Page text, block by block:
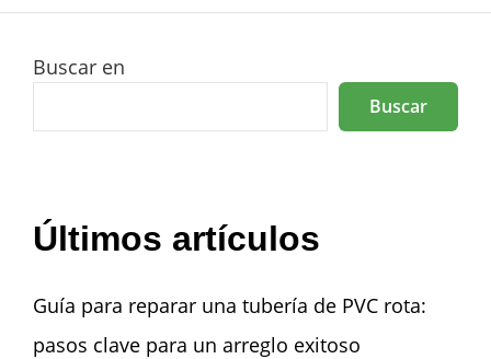
Buscar en
Buscar
Últimos artículos
Guía para reparar una tubería de PVC rota:
pasos clave para un arreglo exitoso